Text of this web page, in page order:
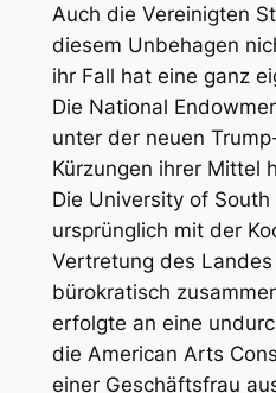
Auch die Vereinigten
diesem Unbehagen
ihr Fall hat eine ganz
Die National
unter der neuen
Kürzungen ihrer Mittel
Die University of South
ursprünglich mit der
Vertretung des
bürokratisch
erfolgte an eine
die American Arts
einer Geschäftsfrau